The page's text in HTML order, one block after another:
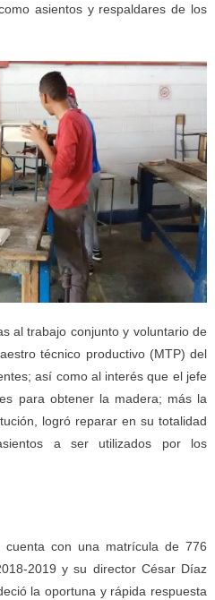
asientos y respaldares de los
al trabajo conjunto y voluntario de
técnico productivo (MTP) del
así como al interés que el jefe
para obtener la madera; más la
logró reparar en su totalidad
a ser utilizados por los
cuenta con una matrícula de 776
2019 y su director César Díaz
la oportuna y rápida respuesta